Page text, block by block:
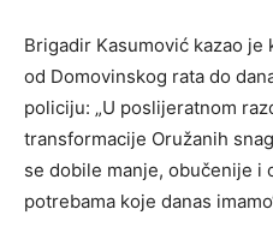
Brigadir Kasumović kazao
od Domovinskog rata do
policiju: „U poslijeratnom
transformacije Oružanih
se dobile manje, obučenije i
potrebama koje danas